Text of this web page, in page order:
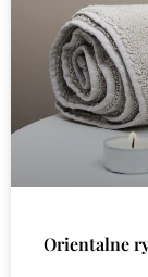
Orientalne